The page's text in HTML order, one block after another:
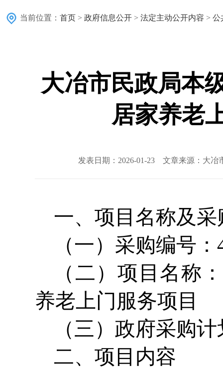
当前位置： 首页 > 政府信息公开 > 法定主动公开内容 > 公
大冶市民政局本
居家养老
发表日期：2026-01-23 文章来源：大冶
一、项目名称及
（一）采购编号
（二）项目名称
养老上门服务项目
（三）政府采购
二、项目内容